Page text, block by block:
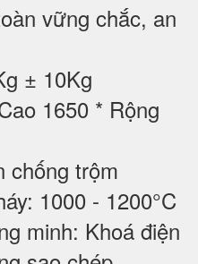
vững chắc, an
± 10Kg
1650 * Rộng
chống trộm
1000 - 1200°C
minh: Khoá điện